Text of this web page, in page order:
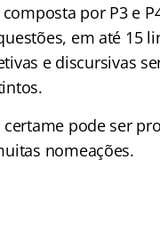
por P3 e
em até 15
e discursivas
pode ser
nomeações.